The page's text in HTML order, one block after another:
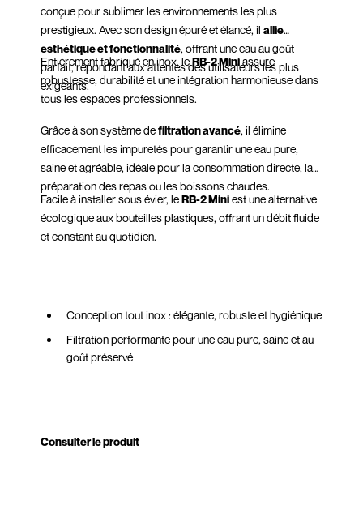
conçue pour sublimer les environnements les plus
prestigieux. Avec son design épuré et élancé, il allie
esthétique et fonctionnalité, offrant une eau au goût
parfait, répondant aux attentes des utilisateurs les plus
exigeants.
Entièrement fabriqué en inox, leRB-2 Miniassure
robustesse, durabilité et une intégration harmonieuse dans
tous les espaces professionnels.
Grâce à son système defiltration avancé, il élimine
efficacement les impuretés pour garantir une eau pure,
saine et agréable, idéale pour la consommation directe, la
préparation des repas ou les boissons chaudes.
Facile à installer sous évier, leRB-2 Miniest une alternative
écologique aux bouteilles plastiques, offrant un débit fluide
et constant au quotidien.
Conception tout inox : élégante, robuste et hygiénique
Filtration performante pour une eau pure, saine et au
goût préservé
Débit fluide adapté à un usage quotidien
Consulter le produit